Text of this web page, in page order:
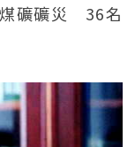
煤礦礦災 36名